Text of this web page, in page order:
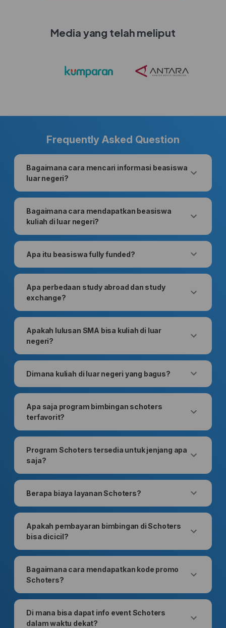
Media yang telah meliput
Frequently Asked Question
Bagaimana cara mencari informasi beasiswa
luar negeri?
Bagaimana cara mendapatkan beasiswa
kuliah di luar negeri?
Apa itu beasiswa fully funded?
Apa perbedaan study abroad dan study
exchange?
Apakah lulusan SMA bisa kuliah di luar
negeri?
Dimana kuliah di luar negeri yang bagus?
Apa saja program bimbingan schoters
terfavorit?
Program Schoters tersedia untuk jenjang apa
saja?
Berapa biaya layanan Schoters?
Apakah pembayaran bimbingan di Schoters
bisa dicicil?
Bagaimana cara mendapatkan kode promo
Schoters?
Di mana bisa dapat info event Schoters
dalam waktu dekat?